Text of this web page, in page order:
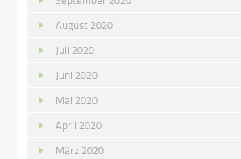
August 2020
Juli 2020
Juni 2020
Mai 2020
April 2020
März 2020